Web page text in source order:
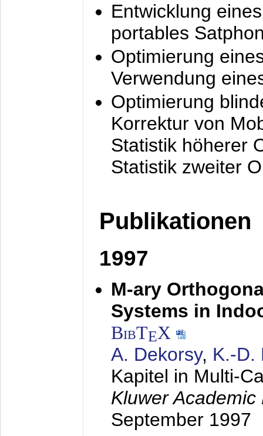
Entwicklung
portables
Optimierung
Verwendung
Optimierung
Korrektur von
Statistik höherer
Statistik zweiter
Publikationen
1997
M-ary
Systems in
BibTEX
A. Dekorsy, K.-D.
Kapitel in Multi-
Kluwer
September 1997